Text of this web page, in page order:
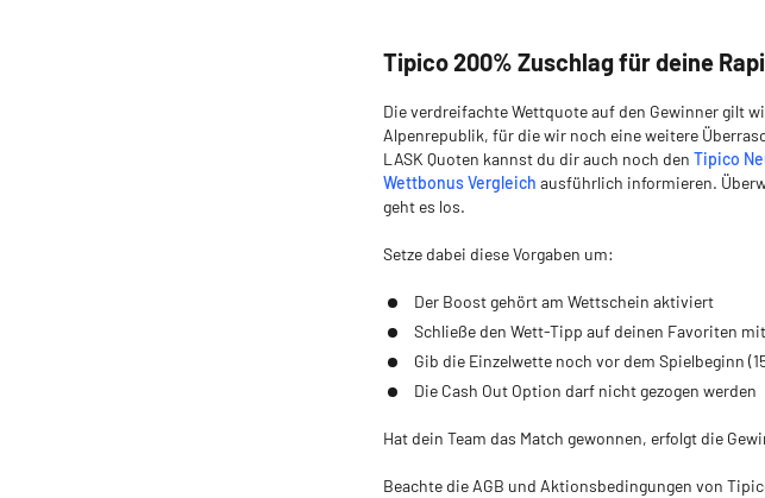
Tipico 200% Zuschlag für deine
Die verdreifachte Wettquote auf den Gewinner gilt
Alpenrepublik, für die wir noch eine weitere
LASK Quoten kannst du dir auch noch den Tipico
Wettbonus Vergleich ausführlich informieren.
geht es los.
Setze dabei diese Vorgaben um:
Der Boost gehört am Wettschein aktiviert
Schließe den Wett-Tipp auf deinen Favoriten
Gib die Einzelwette noch vor dem Spielbeginn
Die Cash Out Option darf nicht gezogen werden
Hat dein Team das Match gewonnen, erfolgt die
Beachte die AGB und Aktionsbedingungen von